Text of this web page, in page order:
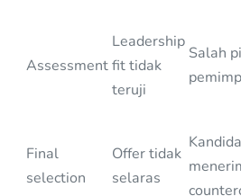
Assessment
Leadership
fit tidak
teruji
Salah
Final
selection
Offer tidak
selaras